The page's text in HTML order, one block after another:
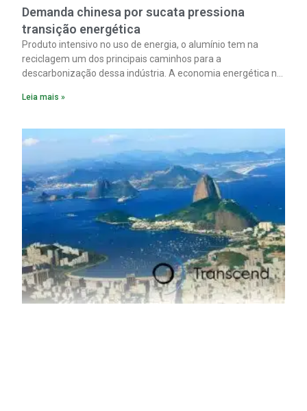
Demanda chinesa por sucata pressiona
transição energética
Produto intensivo no uso de energia, o alumínio tem na
reciclagem um dos principais caminhos para a
descarbonização dessa indústria. A economia energética na
material. A produção de um alumínio mais limpo, no entanto,
insumo, a sucata, devido, sobretudo, ao interesse chinês
pela matéria-prima.
Leia mais »